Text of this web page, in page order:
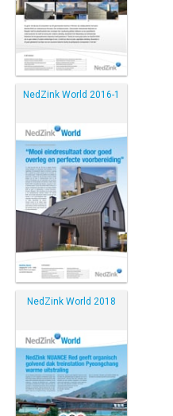
NedZink World 2016-1
NedZink World 2018